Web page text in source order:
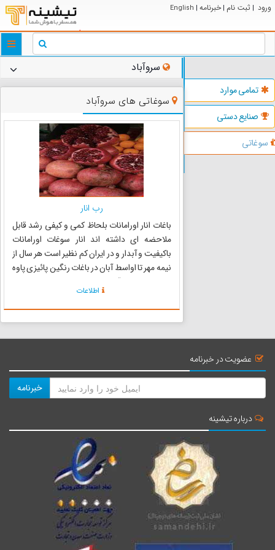
ورود | ثبت نام | خبرنامه |
English
تمامی موارد
صنایع دستی
سوغاتی
سروآباد
سوغاتی های سروآباد
رب انار
باغات انار اورامانات بلحاظ کمی و کیفی رشد قابل
ملاحضه ای داشته اند انار سوغات اورامانات
باکیفیت و آبدار و در ایران کم نظیر است هر سال از
نیمه مهر تا اواسط آبان در باغات رنگین پائیزی پاوه
نودشه و نوسود آئین کهن انار چینی و رب جوشانی
جریان دارد انار نه تنها فرصتی برای اقتصاد اورامانات
بشم...
اطلاعات
عضویت در خبرنامه
خبرنامه
درباره تیشینه